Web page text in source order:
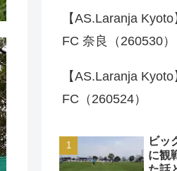
【AS.Laranja
FC 奈良（260530）
【AS.Laranja
FC（260524）
ビッ
に観